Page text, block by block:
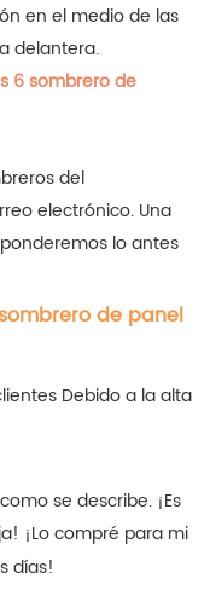
en el medio de las
delantera.
6 sombrero de
del
electrónico. Una
lo antes
de panel
Debido a la alta
se describe. ¡Es
¡Lo compré para mi
días!